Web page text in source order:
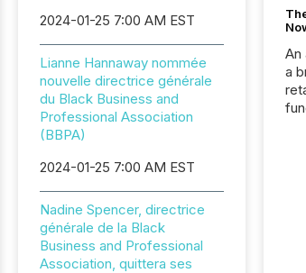
2024-01-25 7:00 AM EST
Lianne Hannaway nommée
nouvelle directrice générale
du Black Business and
Professional Association
(BBPA)
2024-01-25 7:00 AM EST
Nadine Spencer, directrice
générale de la Black
Business and Professional
Association, quittera ses
An
a